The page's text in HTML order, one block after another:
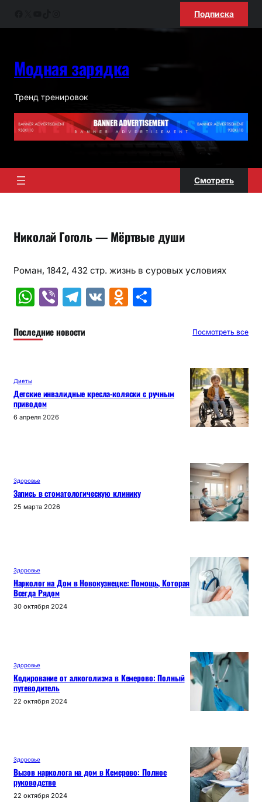
Подписка
Модная зарядка
Тренд тренировок
Смотреть
Николай Гоголь — Мёртвые души
Роман, 1842, 432 стр. жизнь в суровых условиях
W
at
p
p
Vi
er
T
e
m
V O
a
О
в
Последние новости Посмотреть все
Диеты
Детские инвалидные кресла-коляски с ручным
приводом
6 апреля 2026
Здоровье
Запись в стоматологическую клинику
25 марта 2026
Здоровье
Нарколог на Дом в Новокузнецке: Помощь, Которая
Всегда Рядом
30 октября 2024
Здоровье
Кодирование от алкоголизма в Кемерово: Полный
путеводитель
22 октября 2024
Здоровье
Вызов нарколога на дом в Кемерово: Полное
руководство
22 октября 2024